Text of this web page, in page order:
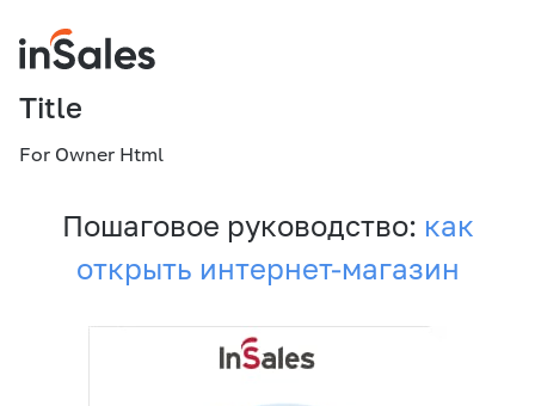
Title
For Owner Html
Пошаговое руководство: как
открыть интернет-магазин